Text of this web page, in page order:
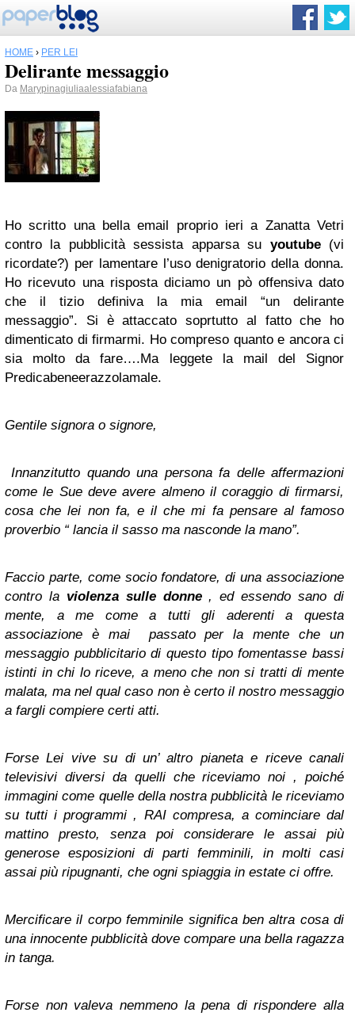
HOME › PER LEI
Delirante messaggio
Da Marypinagiuliaalessiafabiana
Ho scritto una bella email proprio ieri a Zanatta Vetri
contro la pubblicità sessista apparsa su youtube(vi
ricordate?) per lamentare l’uso denigratorio della donna.
Ho ricevuto una risposta diciamo un pò offensiva dato
che il tizio definiva la mia email “un delirante
messaggio”. Si è attaccato soprtutto al fatto che ho
dimenticato di firmarmi. Ho compreso quanto e ancora ci
sia molto da fare….Ma leggete la mail del Signor
Predicabeneerazzolamale.
Gentile signora o signore,
Innanzitutto quando una persona fa delle affermazioni
come le Sue deve avere almeno il coraggio di firmarsi,
cosa che lei non fa, e il che mi fa pensare al famoso
proverbio “ lancia il sasso ma nasconde la mano”.
Faccio parte, come socio fondatore, di una associazione
contro la violenza sulle donne , ed essendo sano di
mente, a me come a tutti gli aderenti a questa
associazione è mai passato per la mente che un
messaggio pubblicitario di questo tipo fomentasse bassi
istinti in chi lo riceve, a meno che non si tratti di mente
malata, ma nel qual caso non è certo il nostro messaggio
a fargli compiere certi atti.
Forse Lei vive su di un’ altro pianeta e riceve canali
televisivi diversi da quelli che riceviamo noi , poiché
immagini come quelle della nostra pubblicità le riceviamo
su tutti i programmi , RAI compresa, a cominciare dal
mattino presto, senza poi considerare le assai più
generose esposizioni di parti femminili,
in molti casi
assai più ripugnanti, che ogni spiaggia in estate ci offre.
Mercificare il corpo femminile significa ben altra cosa di
una innocente pubblicità dove compare una bella ragazza
in tanga.
Forse non valeva nemmeno la pena di rispondere alla